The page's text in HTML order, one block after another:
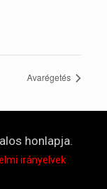
Avarégetés
honlapja.
irányelvek